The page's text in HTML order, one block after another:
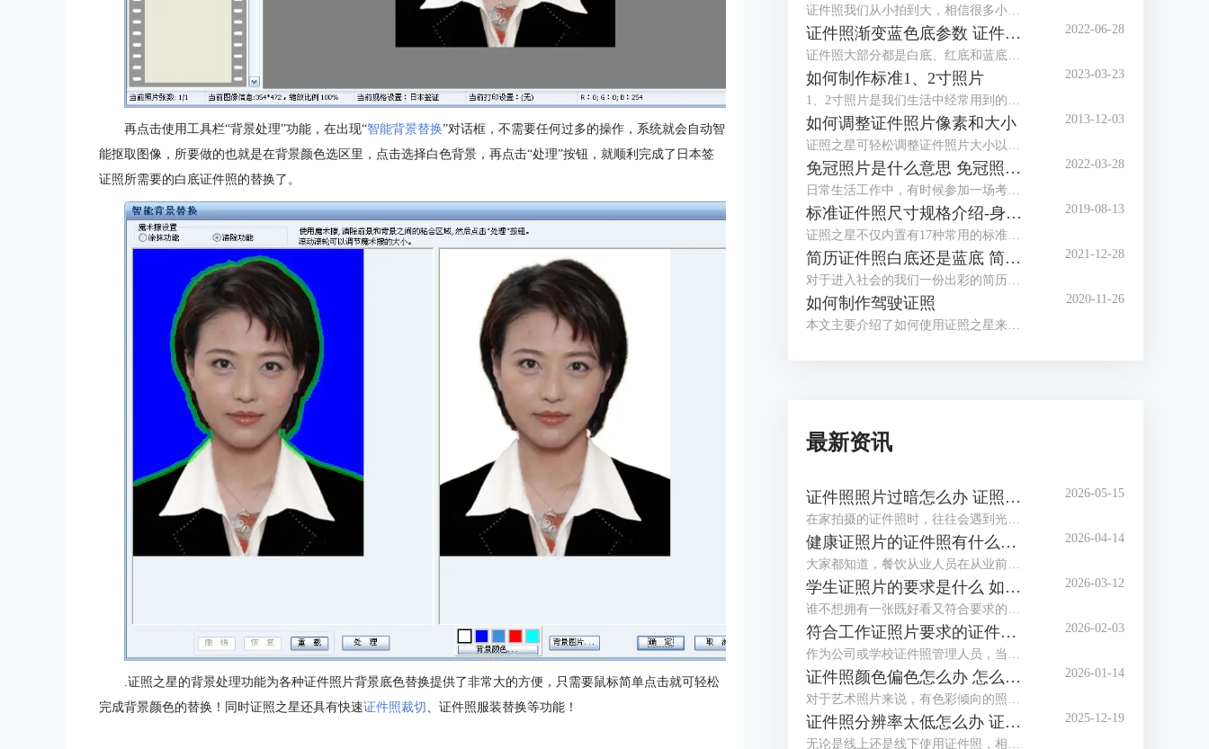
再点击使用工具栏“背景处理”功能，在出现“智能背景替换”对话框，不需要任何过多的操作，系统就会自动智
能抠取图像，所要做的也就是在背景颜色选区里，点击选择白色背景，再点击“处理”按钮，就顺利完成了日本签
证照所需要的白底证件照的替换了。
.证照之星的背景处理功能为各种证件照片背景底色替换提供了非常大的方便，只需要鼠标简单点击就可轻松
完成背景颜色的替换！同时证照之星还具有快速证件照裁切 、证件照服装替换等功能！
证件照我们从小拍到大，相信很多小伙伴都发现了几乎每个照相馆都会准备两套衣服，有时候会叫我们换上他们准备的衣服拍摄。一般这种情况都是因为我们拍摄的时候穿的衣服不对，最常见的问题就是颜色与拍摄的背景色太相似，所以需要换装。那么今天就来给大家讲讲拍证件照穿什么衣服好看以及有哪些证件照衣服素材。
证件照渐变蓝色底参数 证件照渐变蓝背景怎么设置
证件照大部分都是白底、红底和蓝底，但还有一种是渐变蓝色底，有时候单位会特别指定证件照要用渐变蓝色底，那么，证件照渐变蓝色底参数是多少呢？证件照渐变蓝背景怎么设置？下面就跟着小编一起来看看吧。
2022-06-28
如何制作标准1、2寸照片
1、2寸照片是我们生活中经常用到的照片，本文主要介绍了如何使用证照之星来制作标准的1、2寸照片，包括规格设置、裁剪照片、色彩修正、背景处理等。
2023-03-23
如何调整证件照片像素和大小
证照之星可轻松调整证件照片大小以及证件照片的像素，让照片制作调整简单就能够完成。
2013-12-03
免冠照片是什么意思 免冠照片是什么底
日常生活工作中，有时候参加一场考试或者办理一个证件都需要本人的免冠照片，那么，免冠照片是什么意思，免冠照片是什么底，这些你知道吗？今天小编就和大家分享一下。
2022-03-28
标准证件照尺寸规格介绍-身份证，护照，美国签证
证照之星不仅内置有17种常用的标准证件照规格模板，还可以自定义设置任意标准证件照尺寸规格，能够支持所有的标准证件照尺寸规格的制作处理。
2019-08-13
简历证件照白底还是蓝底 简历证件照尺寸一般多大
对于进入社会的我们一份出彩的简历是我们找一份满意的工作的前提，在简历中除了让HR关注的个人履历介绍外，就属简历证件照更能体现一个人的精神面貌，那么，我们在制作简历时，简历证件照是放白底还是蓝底呢？简历证件照尺寸一般多大呢？
2021-12-28
如何制作驾驶证照
本文主要介绍了如何使用证照之星来制作驾驶证照片，详细介绍了从照片导入、照片修改到最后打印出标准驾驶证照的步骤。
2020-11-26
最新资讯
证件照照片过暗怎么办 证照之星软件如何调整照片亮度
在家拍摄的证件照时，往往会遇到光线不足、光线不均匀等情况，拍摄出的证件照照片会偏暗，面部也不够清晰，甚至出现黑脸照，这类照片是不能作为证件照投入使用的。这个时候该怎么调整照片，让证件照画面更明亮通透呢？这篇文章就告诉大家证件照照片过暗怎么办，证照之星软件如何调整照片亮度。
2026-05-15
健康证照片的证件照有什么要求 证照之星软件如何制作满足健康证标准的照片
大家都知道，餐饮从业人员在从业前都必须办理一张健康证。在办理健康证时，如果不想让办证处在现场拍摄照片，可以自行提供标准的健康证照片，那么普通人如何制作满足健康证要求的照片呢？下面就向大家介绍健康证照片的证件照有什么要求，证照之星软件如何制作满足健康证标准的照片。
2026-04-14
学生证照片的要求是什么 如何用证照之星软件调整照片比例以满足学校要求
谁不想拥有一张既好看又符合要求的学生证照片呢？到了开学季，学校又开始催收证件照了。如果对照相馆拍摄的证件照不满意，还可以自己在家制作证件照，只需了解学生证件照要求后，下载专业的证件照制作软件制作，还省了去照相馆的费用。这篇文章就告诉大家学生证照片的要求是什么，如何用证照之星软件调整照片比例以满足学校要求。
2026-03-12
符合工作证照片要求的证件照怎么做 证照之星软件如何批量生成工作证照片
作为公司或学校证件照管理人员，当有海量电子证件照需要制作与整理时，还在一张一张地用PS修图吗？证件照需要一张张拍，拍摄好后却不必一张张处理，浪费时间不说，还给自己增加了许多的工作量，使用专业软件批量生成证件照就方便多了。这篇文章就告诉大家符合工作证照片要求的证件照怎么做，证照之星软件如何批量生成工作证照片。
2026-02-03
证件照颜色偏色怎么办 怎么用证照之星软件校正照片色彩
对于艺术照片来说，有色彩倾向的照片别具风格，但对于证件照来说，色彩冷暖明显或照片发灰发暗，是无法满足标准证件照要求并投入使用的，需要给照片进行色彩校正。这篇文章就告诉大家证件照颜色偏色怎么办，怎么用证照之星软件校正照片色彩。
2026-01-14
证件照分辨率太低怎么办 证照之星软件怎么提高照片的分辨率
无论是线上还是线下使用证件照，相应的系统和平台对证件照的清晰度都有要求，分辨率低、照片模糊，这些都会影响证件照的审核通过率，若不想重拍，可借助专业软件提升分辨率。这篇文章就告诉大家证件照分辨率太低怎么办，证照之星软件怎么提高照片的分辨率。
2025-12-19